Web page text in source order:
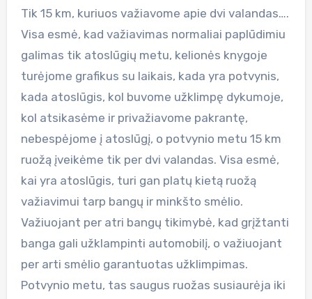
Tik 15 km, kuriuos važiavome apie dvi valandas….
Visa esmė, kad važiavimas normaliai paplūdimiu
galimas tik atoslūgių metu, kelionės knygoje
turėjome grafikus su laikais, kada yra potvynis,
kada atoslūgis, kol buvome užklimpę dykumoje,
kol atsikasėme ir privažiavome pakrantę,
nebespėjome į atoslūgį, o potvynio metu 15 km
ruožą įveikėme tik per dvi valandas. Visa esmė,
kai yra atoslūgis, turi gan platų kietą ruožą
važiavimui tarp bangų ir minkšto smėlio.
Važiuojant per atri bangų tikimybė, kad grįžtanti
banga gali užklampinti automobilį, o važiuojant
per arti smėlio garantuotas užklimpimas.
Potvynio metu, tas saugus ruožas susiaurėja iki